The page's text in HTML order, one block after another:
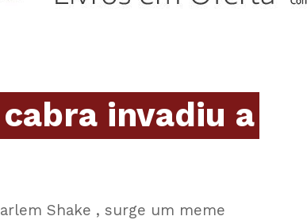
invadiu a
Shake , surge um meme